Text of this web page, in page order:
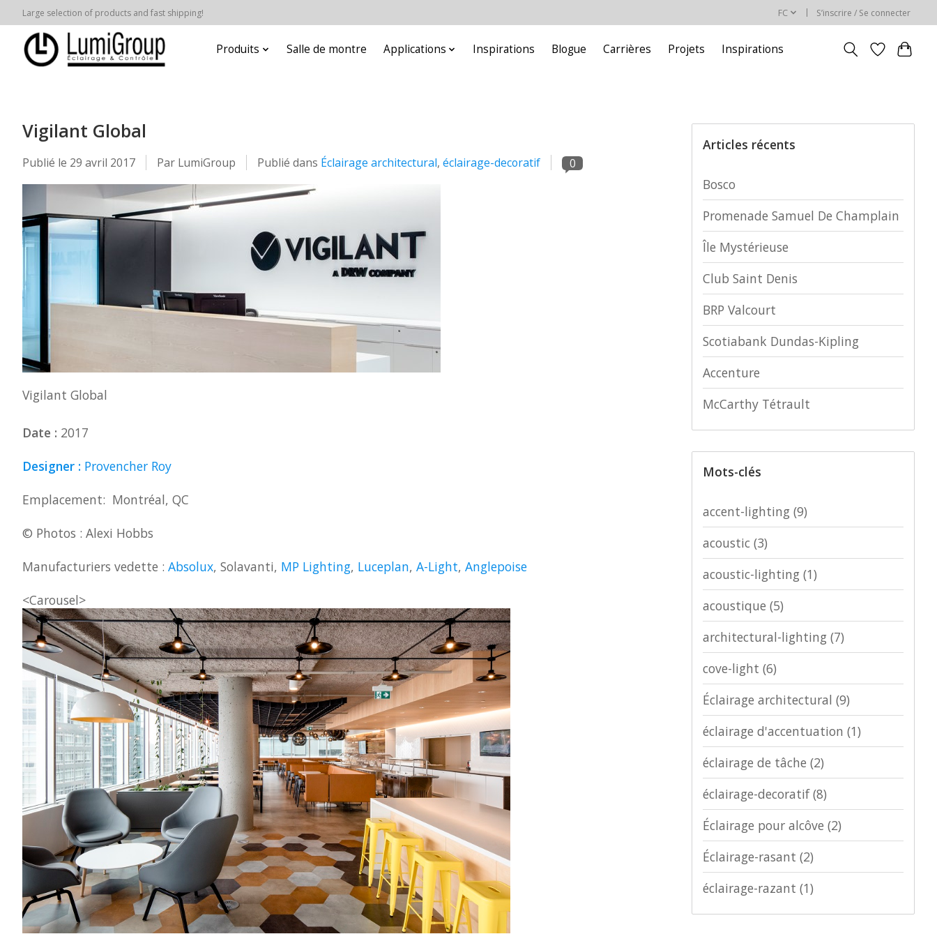
Large selection of products and fast shipping! FC S’inscrire / Se connecter
Produits Salle de montre Applications Inspirations Blogue Carrières Projets Inspirations
Vigilant Global
Publié le 29 avril 2017 Par LumiGroup Publié dans Éclairage architectural, éclairage-decoratif 0
Vigilant Global
Date : 2017
Designer : Provencher Roy
Emplacement: Montréal, QC
© Photos : Alexi Hobbs
Manufacturiers vedette : Absolux, Solavanti, MP Lighting, Luceplan, A-Light, Anglepoise
<Carousel>
Articles récents
Bosco
Promenade Samuel De Champlain
Île Mystérieuse
Club Saint Denis
BRP Valcourt
Scotiabank Dundas-Kipling
Accenture
McCarthy Tétrault
Mots-clés
accent-lighting (9)
acoustic (3)
acoustic-lighting (1)
acoustique (5)
architectural-lighting (7)
cove-light (6)
Éclairage architectural (9)
éclairage d'accentuation (1)
éclairage de tâche (2)
éclairage-decoratif(8)
Éclairage pour alcôve (2)
Éclairage-rasant (2)
éclairage-razant (1)